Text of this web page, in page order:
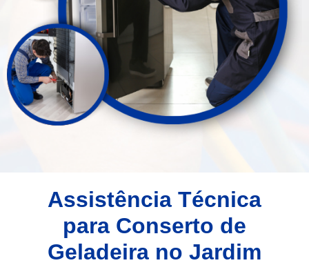
Assistência Técnica
para Conserto de
Geladeira no Jardim